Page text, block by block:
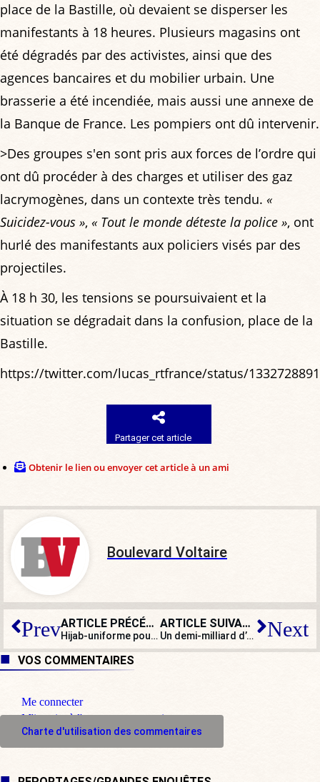
place de la Bastille, où devaient se disperser les
manifestants à 18 heures. Plusieurs magasins ont
été dégradés par des activistes, ainsi que des
agences bancaires et du mobilier urbain. Une
brasserie a été incendiée, mais aussi une annexe de
la Banque de France. Les pompiers ont dû intervenir.
>Des groupes s'en sont pris aux forces de l’ordre qui
ont dû procéder à des charges et utiliser des gaz
lacrymogènes, dans un contexte très tendu. «
Suicidez-vous », « Tout le monde déteste la police », ont
hurlé des manifestants aux policiers visés par des
projectiles.
À 18 h 30, les tensions se poursuivaient et la
situation se dégradait dans la confusion, place de la
Bastille.
https://twitter.com/lucas_rtfrance/status/
Partager cet article
Obtenir le lien ou envoyer cet article à un ami
Boulevard Voltaire
Prev ARTICLE PRÉCÉDENT
Hijab-uniforme pour davantage d’inclusion dans la police britannique
ARTICLE SUIVANT
Un demi-milliard d’euros : le projet pharaonique du Parlement européen ! Next
VOS COMMENTAIRES
Me connecter
M'inscrire à l'espace commentaire
Charte d'utilisation des commentaires